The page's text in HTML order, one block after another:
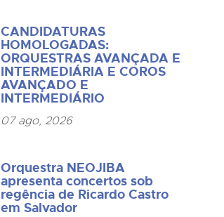
CANDIDATURAS
HOMOLOGADAS:
ORQUESTRAS AVANÇADA E
INTERMEDIÁRIA E COROS
AVANÇADO E
INTERMEDIÁRIO
07 ago, 2026
Orquestra NEOJIBA
apresenta concertos sob
regência de Ricardo Castro
em Salvador